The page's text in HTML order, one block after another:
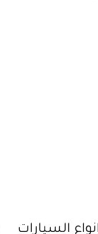
انواع السيارات